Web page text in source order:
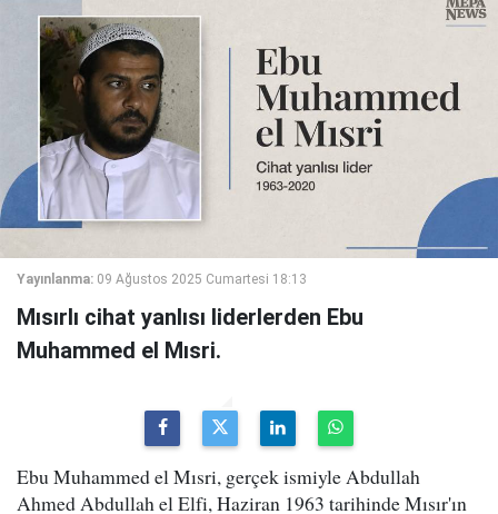
Yayınlanma: 09 Ağustos 2025 Cumartesi 18:13
Mısırlı cihat yanlısı liderlerden Ebu
Muhammed el Mısri.
Ebu Muhammed el Mısri, gerçek ismiyle Abdullah
Ahmed Abdullah el Elfi, Haziran 1963 tarihinde Mısır'ın